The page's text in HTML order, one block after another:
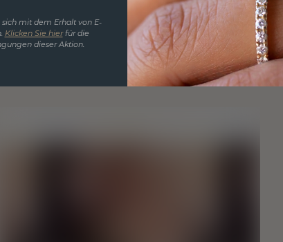
mit dem Erhalt von E-
Klicken Sie hierfür die
dieser Aktion.